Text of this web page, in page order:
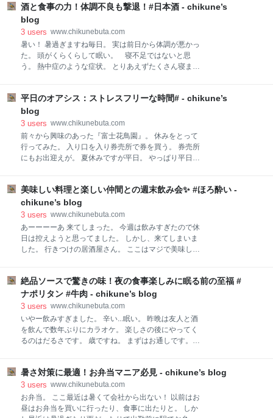
ームも続々と集結。 勿論、我々も準備完了。 まーレー
ス結果やレースはどうでもいいや。 全て終了後、温泉
で汗をながす。 温泉施設には農家直売の野菜やお米が
ある。 茨城産コシヒカリ・農家直販 なす/ミョウガ/し
そのみ を購入。 全てがやす！ここに来ると毎回何か
を買う。 お米は普段は道の駅で買うのですが 最近は
る。 米を炊いている間に、サクで買ってきた鯛とハマ
チを刺身に。 結局 酒です！酒。 ナスと刺身で。 野
菜は勿論おいしか
酒と食事の力！体調不良も撃退！#日本酒 - chikune’s
blog
3 users www.chikunebuta.com
暑い！ 暑過ぎますね毎日。 実は前日から体調が悪かっ
た。 頭がくらくらして眠い。 寝不足ではないと思
う。 熱中症のような症状。 とりあえずたくさん寝まし
お佐食堂】朝どれの刺身を中心に海鮮と美味しい野菜
が中心。 まずは”ビール”といきたいところですが最近
は最初からハイボールです。 飲みやすい。 昔はハイボ
ールは好きでなく、ウィスキーはロックで！しかのま
なかった。 白州のハイボールを飲んでから変わった。
今でも、白州以外は『角ハイボールしか』飲みません
モンカット” 角ハイボール これは美味い！ 家で焼
酎が転がっています。 ハイボールばっかり飲むよう
になったので。 サントリーさんありがとう！
平日のオアシス：ストレスフリーな時間# - chikune’s
blog
3 users www.chikunebuta.com
前々から興味のあった『富士花鳥園』。 休みをとって
行ってみた。 入り口を入り券売所で券を買う。 券売所
にもお出迎えが。 夏休みですが平日。 やっぱり平日は
で鳥と触れ合えますよ。 特にフクロウが色々な種類い
ます。 今回は載せてませんが。 それほど広くなく、外
の一部以外はそれほど暑くないのでこの時期でも 楽し
めます。 ファンキーなお兄さんはすぐに噛みつこうと
してきます。 噛まれると痛いらしい。 花鳥園なのでも
ちろん花も楽しめますよ。 なんだか気に入ってしまっ
や、鳥の餌やり、フクロウや鷹のショーなどもあり子
供も楽しめます。 花鳥園を後にして、大好きなトンカ
ツ屋に直行。 御殿場までまずは戻ります。 ka
美味しい料理と楽しい仲間との週末飲み会✨ #ほろ酔い -
chikune’s blog
3 users www.chikunebuta.com
あーーーーあ 来てしまった。 今週は飲みすぎたので休
日は控えようと思ってました。 しかし、来てしまいま
した。 行きつけの居酒屋さん。 ここはマジで美味し
同じ居酒屋で合流する事に。 残留決定です。 先輩を待
ってます。 一旦 自分の分を清算です。 役五千円で
す。 結構飲んだな。 生ビールとお通しで始まり、焼
酎に行ってさらにビールみたいな。 先輩を待ちながら
ブログ書いてます。 お通しのナス！素揚げ。 やばい！
美味い。月曜日も食べたけど。 刺し盛りとお通しとお
ん。 横浜産のジャガイモから手作りです。めちゃくち
ゃ美味いっす。 さて... 先輩来たらどうしよっか？ 既に
酔っ払いです
絶品ソースで驚きの味！夜の食事楽しみに眠る前の至福 #
ナポリタン #牛肉 - chikune’s blog
3 users www.chikunebuta.com
いやー飲みすぎました。 辛い...眠い。 昨晩は友人と酒
を飲んで数年ぶりにカラオケ。 楽しさの後にやってく
るのはだるさです。 歳ですね。 まずはお通しです。
厚切りで自分好み。 ビールから【白州】に切り替えま
した。 白州って飲みやすいですよね... 同時に注文した
のが牛肉のトマト煮。 想像と全く異なるものが出てき
ました。 ビーフシチューのような。 このソースがまた
暑さ対策に最適！お弁当マニア必見 - chikune’s blog
3 users www.chikunebuta.com
お弁当。 ここ最近は暑くて会社から出ない！ 以前はお
昼はお弁当を買いに行ったり、食事に出たりと。 しか